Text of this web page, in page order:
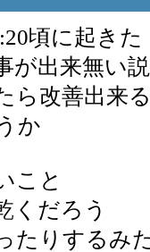
頃に起きた
が出来無い
ら改善出来
か
こと
くだろう
たりするみ